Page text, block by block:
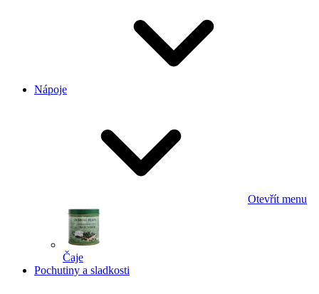
Nápoje
Otevřít menu
Čaje
Pochutiny a sladkosti